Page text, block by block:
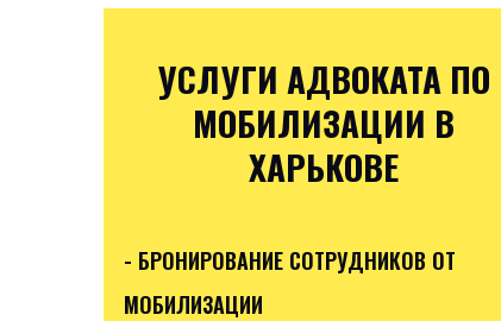
УСЛУГИ АДВОКАТА ПО
МОБИЛИЗАЦИИ В
ХАРЬКОВЕ
- БРОНИРОВАНИЕ СОТРУДНИКОВ ОТ
МОБИЛИЗАЦИИ